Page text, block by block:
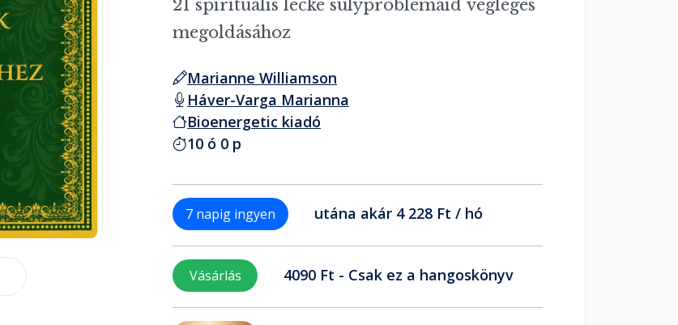
21 spirituális lecke súlyproblémáid végleges
megoldásához
Marianne Williamson
Háver-Varga Marianna
Bioenergetic kiadó
10 ó 0 p
7 napig ingyen utána akár 4 228 Ft / hó
Vásárlás 4090 Ft - Csak ez a hangoskönyv